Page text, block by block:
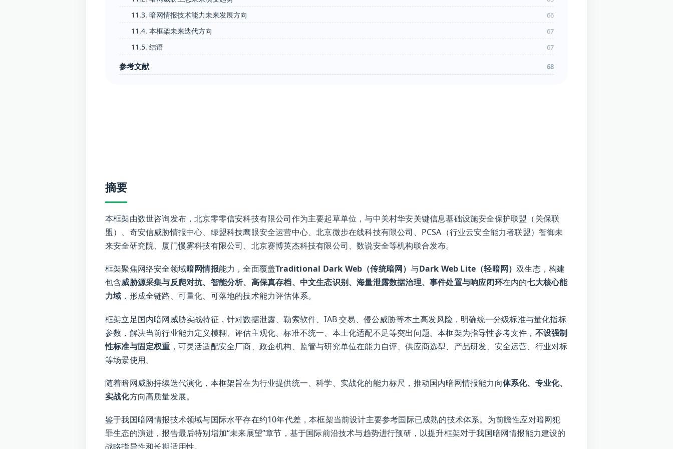
11.3. 暗网情报技术能力未来发展方向 66
11.4. 本框架未来迭代方向 67
11.5. 结语 67
参考文献 68
摘要
本框架由数世咨询发布，北京零零信安科技有限公司作为主要起草单位，与中关村华安关键信息基础设施安全保护联盟（关保联
盟）、奇安信威胁情报中心、绿盟科技鹰眼安全运营中心、北京微步在线科技有限公司、PCSA（行业云安全能力者联盟）智御未
来安全研究院、厦门慢雾科技有限公司、北京赛博英杰科技有限公司、数说安全等机构联合发布。
框架聚焦网络安全领域暗网情报能力，全面覆盖Traditional Dark Web（传统暗网）与Dark Web Lite（轻暗网）双生态，构建
包含威胁源采集与反爬对抗、智能分析、高保真存档、中文生态识别、海量泄露数据治理、事件处置与响应闭环在内的七大核心能
力域 ，形成全链路、可量化、可落地的技术能力评估体系。
框架立足国内暗网威胁实战特征，针对数据泄露、勒索软件、IAB 交易、侵公威胁等本土高发风险，明确统一分级标准与量化指标
参数，解决当前行业能力定义模糊、评估主观化、标准不统一、本土化适配不足等突出问题。本框架为指导性参考文件， 不设强制
性标准与固定权重 ，可灵活适配安全厂商、政企机构、监管与研究单位在能力自评、供应商选型、产品研发、安全运营、行业对标
等场景使用。
随着暗网威胁持续迭代演化，本框架旨在为行业提供统一、科学、实战化的能力标尺，推动国内暗网情报能力向体系化、专业化、
实战化方向高质量发展。
鉴于我国暗网情报技术领域与国际水平存在约10年代差，本框架当前设计主要参考国际已成熟的技术体系。为前瞻性应对暗网犯
罪生态的演进，报告最后特别增加“未来展望”章节，基于国际前沿技术与趋势进行预研，以提升框架对于我国暗网情报能力建设的
战略指导性和长期适用性。